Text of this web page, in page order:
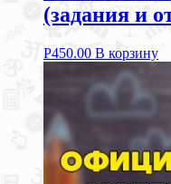
(задания и
Р450.00 В корзину